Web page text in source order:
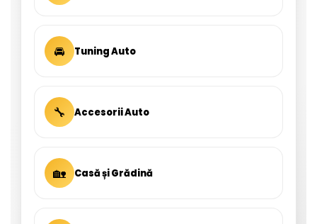
🚘 Tuning Auto
🔧 Accesorii Auto
🏡 Casă și Grădină